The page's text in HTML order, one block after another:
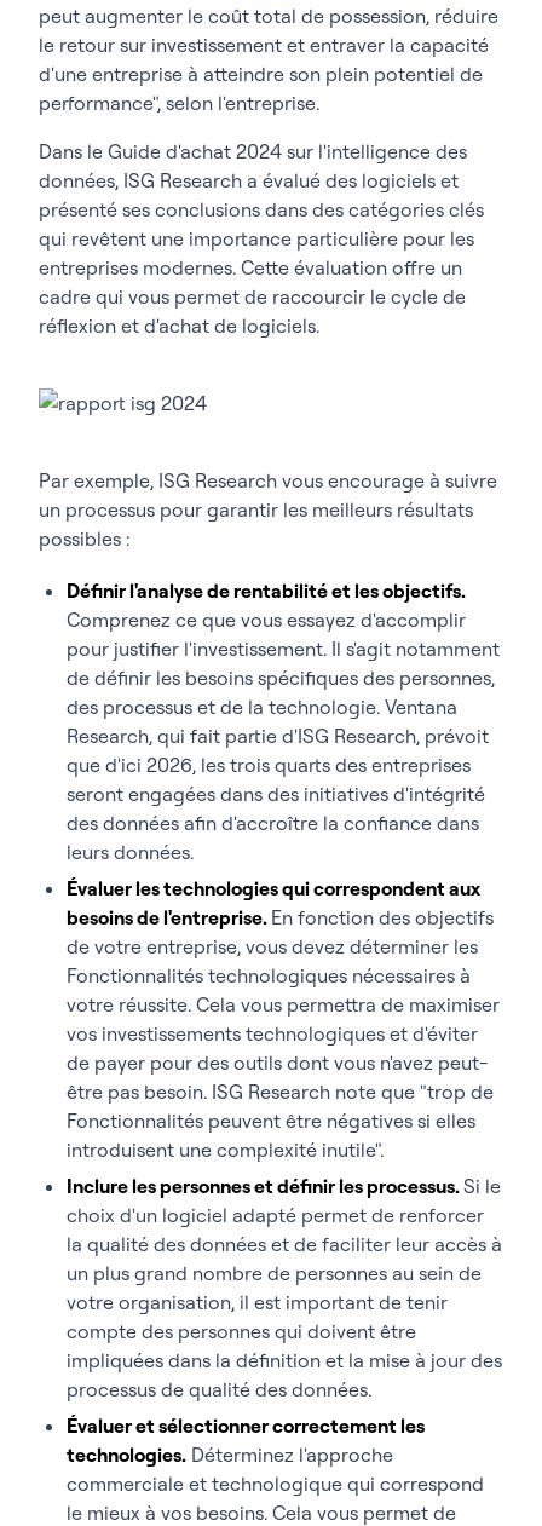
peut augmenter le coût total de possession, réduire
le retour sur investissement et entraver la capacité
d'une entreprise à atteindre son plein potentiel de
performance", selon l'entreprise.
Dans le Guide d'achat 2024 sur l'intelligence des
données, ISG Research a évalué des logiciels et
présenté ses conclusions dans des catégories clés
qui revêtent une importance particulière pour les
entreprises modernes. Cette évaluation offre un
cadre qui vous permet de raccourcir le cycle de
réflexion et d'achat de logiciels.
Par exemple, ISG Research vous encourage à suivre
un processus pour garantir les meilleurs résultats
possibles :
Définir l'analyse de rentabilité et les objectifs.
Comprenez ce que vous essayez d'accomplir
pour justifier l'investissement. Il s'agit notamment
de définir les besoins spécifiques des personnes,
des processus et de la technologie. Ventana
Research, qui fait partie d'ISG Research, prévoit
que d'ici 2026, les trois quarts des entreprises
seront engagées dans des initiatives d'intégrité
des données afin d'accroître la confiance dans
leurs données.
Évaluer les technologies qui correspondent aux
besoins de l'entreprise. En fonction des objectifs
de votre entreprise, vous devez déterminer les
Fonctionnalités technologiques nécessaires à
votre réussite. Cela vous permettra de maximiser
vos investissements technologiques et d'éviter
de payer pour des outils dont vous n'avez peut-
être pas besoin. ISG Research note que "trop de
Fonctionnalités peuvent être négatives si elles
introduisent une complexité inutile".
Inclure les personnes et définir les processus.Si le
choix d'un logiciel adapté permet de renforcer
la qualité des données et de faciliter leur accès à
un plus grand nombre de personnes au sein de
votre organisation, il est important de tenir
compte des personnes qui doivent être
impliquées dans la définition et la mise à jour des
processus de qualité des données.
Évaluer et sélectionner correctement les
technologies. Déterminez l'approche
commerciale et technologique qui correspond
le mieux à vos besoins. Cela vous permet de